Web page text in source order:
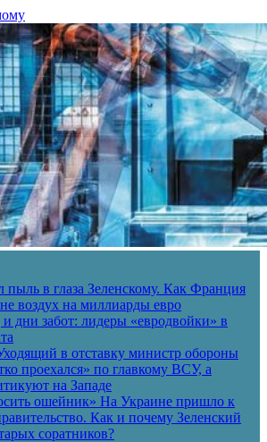
пыль в глаза Зеленскому. Как Франция
воздух на миллиарды евро
дни забот: лидеры «евродвойки» в
в отставку министр обороны
проехался» по главкому ВСУ, а
на Западе
ошейник» На Украине пришло к
Как и почему Зеленский
соратников?